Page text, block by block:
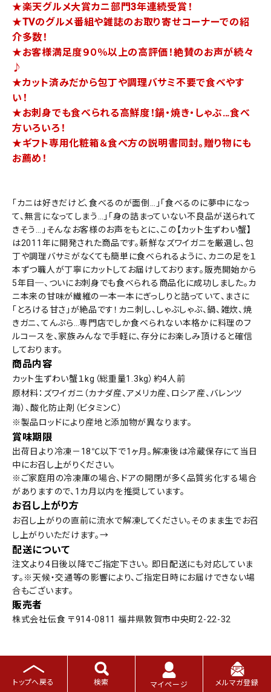
★楽天グルメ大賞カニ部門3年連続受賞！
★TVのグルメ番組や雑誌のお取り寄せコーナーでの紹
介多数！
★お客様満足度９０％以上の高評価！絶賛のお声が続々
♪
★カット済みだから包丁や調理バサミ不要で食べやす
い！
★お刺身でも食べられる高鮮度！鍋・焼き・しゃぶ…食べ
方いろいろ！
★ギフト専用化粧箱＆食べ方の説明書同封。贈り物にも
お薦め！
「カニは好きだけど、食べるのが面倒…」「食べるのに夢中になっ
て、無言になってしまう…」「身の詰まっていない不良品が送られて
きそう…」そんなお客様のお声をもとに、この【カット生ずわい蟹】
は2011年に開発された商品です。新鮮なズワイガニを厳選し、包
丁や調理バサミがなくても簡単に食べられるように、カニの足を１
本ずつ職人が丁寧にカットしてお届けしております。販売開始から
5年目─、ついにお刺身でも食べられる商品化に成功しました。カ
ニ本来の甘味が繊維の一本一本にぎっしりと詰っていて、まさに
「とろける甘さ」が絶品です！カニ刺し、しゃぶしゃぶ、鍋、雑炊、焼
きガニ、てんぷら…専門店でしか食べられない本格かに料理のフ
ルコースを、家族みんなで手軽に、存分にお楽しみ頂けると確信
しております。
商品内容
カット生ずわい蟹１kg（総重量1.3kg）約4人前
原材料：ズワイガニ（カナダ産、アメリカ産、ロシア産、バレンツ
海）、酸化防止剤（ビタミンＣ）
※製品ロッドにより産地と添加物が異なります。
賞味期限
出荷日より冷凍－18℃以下で1ヶ月。解凍後は冷蔵保存にて当日
中にお召し上がりください。
※ご家庭用の冷凍庫の場合、ドアの開閉が多く品質劣化する場合
がありますので、1カ月以内を推奨しています。
お召し上がり方
お召し上がりの直前に流水で解凍してください。そのまま生でお召
し上がりいただけます。→
配送について
注文より4日後以降でご指定下さい。 即日配送にも対応していま
す。※天候・交通等の影響により、ご指定日時にお届けできない場
合もございます。
販売者
株式会社伝食 〒914-0811 福井県敦賀市中央町2-22-32
関連商品
トップへ戻る 検索 マイページ メルマガ登録